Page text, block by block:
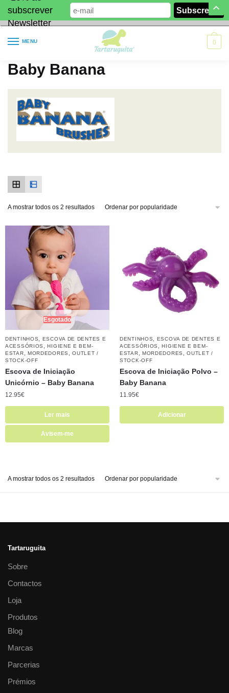
subscrever
Newsletter
MENU 0
Baby Banana
A mostrar todos os 2 resultados
Esgotado
DENTINHOS,
ESCOVA DE DENTES E
ACESSÓRIOS ,HIGIENE E BEM-
ESTAR, MORDEDORES ,OUTLET /
STOCK-OFF
Escova de Iniciação
Unicórnio – Baby Banana
12.95€
Ler mais
Avisem-me
DENTINHOS,
ESCOVA DE DENTES E
ACESSÓRIOS ,HIGIENE E BEM-
ESTAR, MORDEDORES ,OUTLET /
STOCK-OFF
Escova de Iniciação Polvo –
Baby Banana
11.95€
Adicionar
A mostrar todos os 2 resultados
Tartaruguita
Sobre
Contactos
Loja
Produtos
Blog
Marcas
Parcerias
Prémios